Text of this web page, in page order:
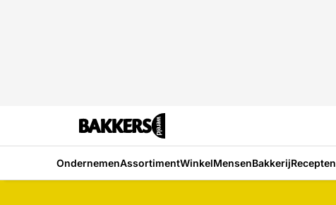
OndernemenAssortimentWinkelMensenBakkerijRecepten